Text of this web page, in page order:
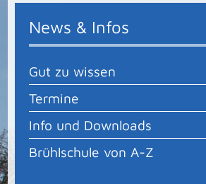
News & Infos
Gut zu wissen
Termine
Info und Downloads
Brühlschule von A-Z